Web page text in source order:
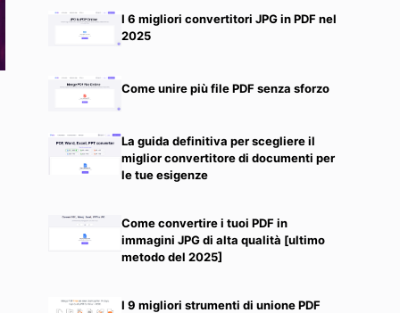
I 6 migliori convertitori JPG in PDF nel
2025
Come unire più file PDF senza sforzo
La guida definitiva per scegliere il
miglior convertitore di documenti per
le tue esigenze
Come convertire i tuoi PDF in
immagini JPG di alta qualità [ultimo
metodo del 2025]
I 9 migliori strumenti di unione PDF